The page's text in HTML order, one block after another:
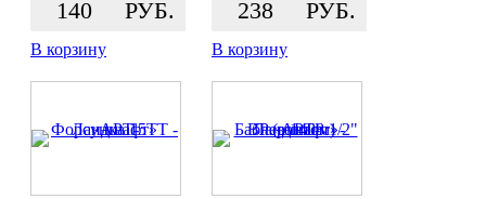
140 РУБ.
В корзину
238 РУБ.
В корзину